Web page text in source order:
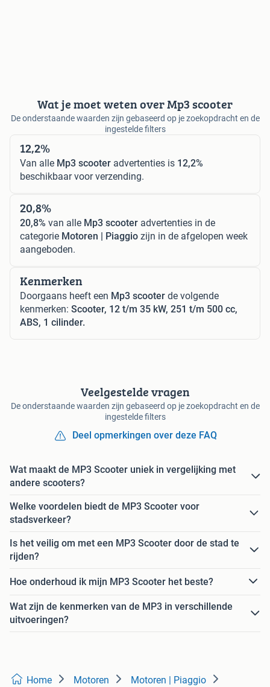
Wat je moet weten over Mp3 scooter
De onderstaande waarden zijn gebaseerd op je zoekopdracht en de
ingestelde filters
12,2%
Van alle Mp3 scooter advertenties is 12,2%
beschikbaar voor verzending.
20,8%
20,8% van alle Mp3 scooter advertenties in de
categorie Motoren | Piaggio zijn in de afgelopen week
aangeboden.
Kenmerken
Doorgaans heeft een Mp3 scooter de volgende
kenmerken: Scooter, 12 t/m 35 kW, 251 t/m 500 cc,
ABS, 1 cilinder.
Veelgestelde vragen
De onderstaande waarden zijn gebaseerd op je zoekopdracht en de
ingestelde filters
Deel opmerkingen over deze FAQ
Wat maakt de MP3 Scooter uniek in vergelijking met
andere scooters?
Welke voordelen biedt de MP3 Scooter voor
stadsverkeer?
Is het veilig om met een MP3 Scooter door de stad te
rijden?
Hoe onderhoud ik mijn MP3 Scooter het beste?
Wat zijn de kenmerken van de MP3 in verschillende
uitvoeringen?
Home Motoren Motoren | Piaggio